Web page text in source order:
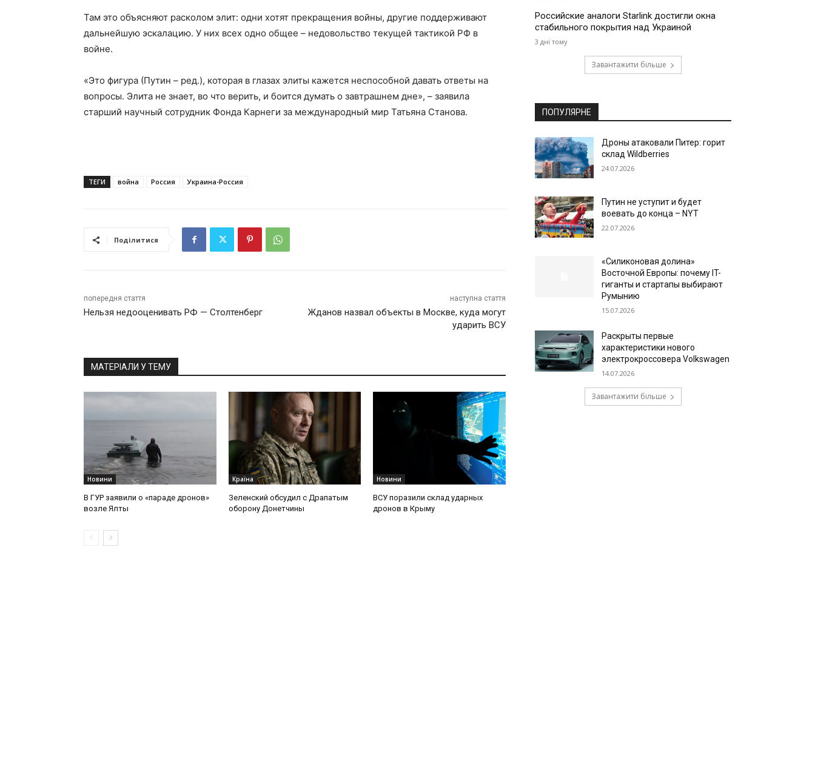
Там это объясняют расколом элит: одни хотят прекращения войны, другие поддерживают
дальнейшую эскалацию. У них всех одно общее – недовольство текущей тактикой РФ в
войне.
«Это фигура (Путин – ред.), которая в глазах элиты кажется неспособной давать ответы на
вопросы. Элита не знает, во что верить, и боится думать о завтрашнем дне», – заявила
старший научный сотрудник Фонда Карнеги за международный мир Татьяна Станова.
ТЕГИ война Россия Украина-Россия
Поділитися
попередня стаття
Нельзя недооценивать РФ — Столтенберг
наступна стаття
Жданов назвал объекты в Москве, куда могут
ударить ВСУ
МАТЕРІАЛИ У ТЕМУ
Новини
В ГУР заявили о «параде дронов»
возле Ялты
Країна
Зеленский обсудил с Драпатым
оборону Донетчины
Новини
ВСУ поразили склад ударных
дронов в Крыму
Российские аналоги Starlink достигли окна
стабильного покрытия над Украиной
3 дні тому
Завантажити більше
ПОПУЛЯРНЕ
Дроны атаковали Питер: горит
склад Wildberries
24.07.2026
Путин не уступит и будет
воевать до конца – NYT
22.07.2026
«Силиконовая долина»
Восточной Европы: почему IT-
гиганты и стартапы выбирают
Румынию
15.07.2026
Раскрыты первые
характеристики нового
электрокроссовера Volkswagen
14.07.2026
Завантажити більше